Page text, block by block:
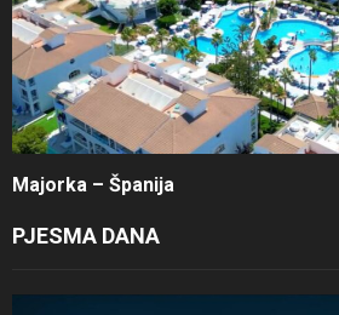
Majorka – Španija
PJESMA DANA